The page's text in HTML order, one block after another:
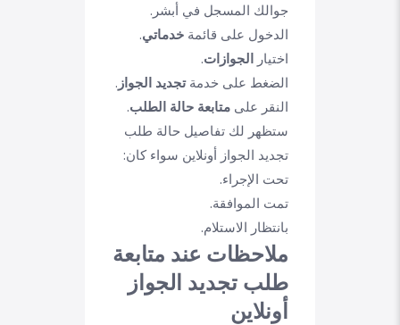
جوالك المسجل في أبشر.
الدخول على قائمة خدماتي.
اختيار الجوازات.
الضغط على خدمةتجديد الجواز .
النقر على متابعة حالة الطلب.
ستظهر لك تفاصيل حالة طلب
تجديد الجواز أونلاين سواء كان:
تحت الإجراء.
تمت الموافقة.
بانتظار الاستلام.
ملاحظات عند متابعة
طلب تجديد الجواز
أونلاين